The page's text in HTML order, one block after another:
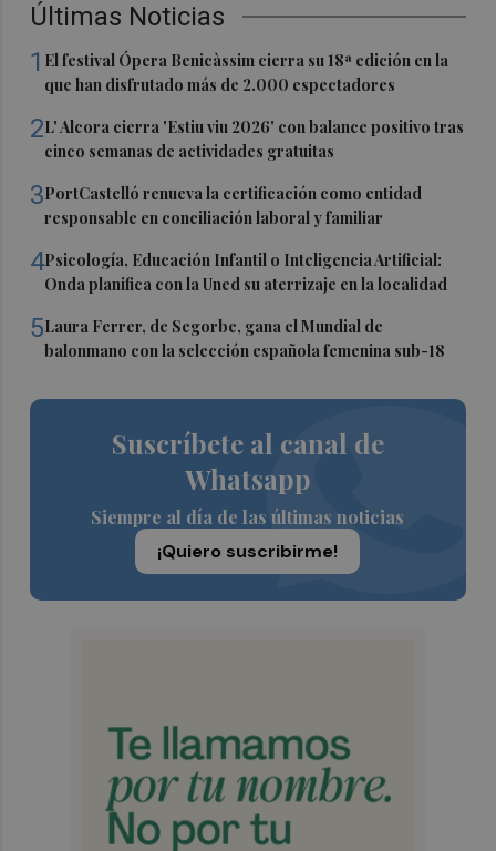
Últimas Noticias
1 El festival Ópera Benicàssim cierra su 18ª edición en la
que han disfrutado más de 2.000 espectadores
2L' Alcora cierra 'Estiu viu 2026' con balance positivo tras
cinco semanas de actividades gratuitas
3PortCastelló renueva la certificación como entidad
responsable en conciliación laboral y familiar
4Psicología, Educación Infantil o Inteligencia Artificial:
Onda planifica con la Uned su aterrizaje en la localidad
5Laura Ferrer, de Segorbe, gana el Mundial de
balonmano con la selección española femenina sub-18
Suscríbete al canal de
Whatsapp
Siempre al día de las últimas noticias
¡Quiero suscribirme!